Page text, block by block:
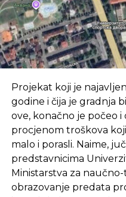
Projekat koji je
godine i čija je gradnja
ove, konačno je počeo i
procjenom troškova
malo i porasli. Naime,
predstavnicima
Ministarstva za
obrazovanje predata